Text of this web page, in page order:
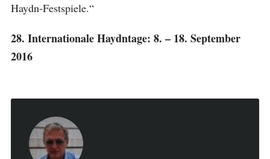
Haydn-Festspiele.“
28. Internationale Haydntage: 8. – 18. September
2016